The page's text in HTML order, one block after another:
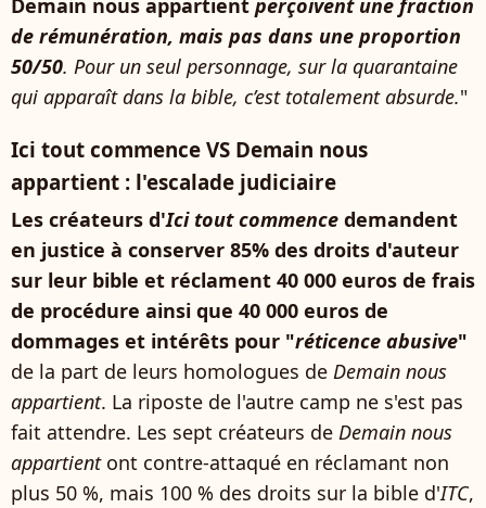
Demain nous appartient perçoivent une fraction
de rémunération, mais pas dans une proportion
50/50. Pour un seul personnage, sur la quarantaine
qui apparaît dans la bible, c’est totalement absurde."
Ici tout commence VS Demain nous
appartient : l'escalade judiciaire
Les créateurs d'Ici tout commence demandent
en justice à conserver 85% des droits d'auteur
sur leur bible et réclament 40 000 euros de frais
de procédure ainsi que 40 000 euros de
dommages et intérêts pour "réticence abusive"
de la part de leurs homologues de Demain nous
appartient. La riposte de l'autre camp ne s'est pas
fait attendre. Les sept créateurs de Demain nous
appartientont contre-attaqué en réclamant non
plus 50 %, mais 100 % des droits sur la bible d'ITC,